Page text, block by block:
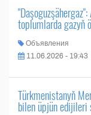
toplumlarda gazyň
Объявления
11.06.2026 - 19:43
Türkmenistanyň
bilen üpjün edijileri